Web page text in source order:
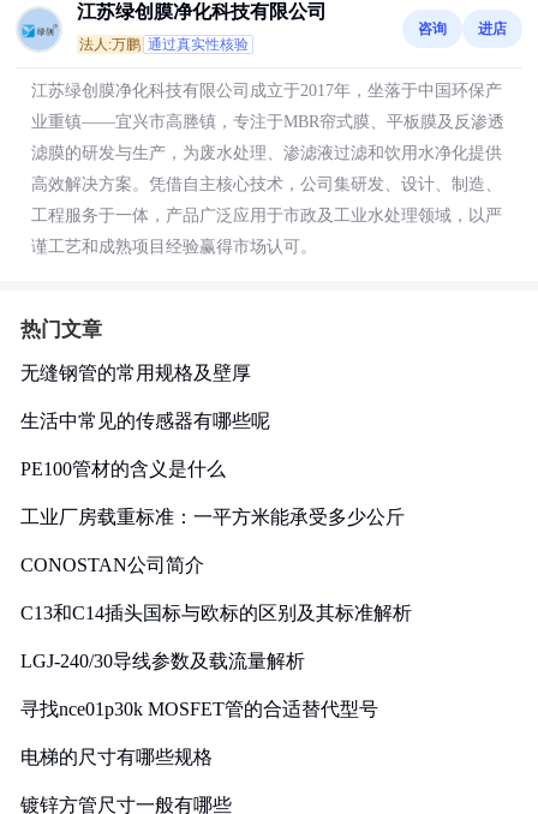
江苏绿创膜净化科技有限公司
法人:万鹏 通过真实性核验
咨询 进店
江苏绿创膜净化科技有限公司成立于2017年，坐落于中国环保产
业重镇——宜兴市高塍镇，专注于MBR帘式膜、平板膜及反渗透
滤膜的研发与生产，为废水处理、渗滤液过滤和饮用水净化提供
高效解决方案。凭借自主核心技术，公司集研发、设计、制造、
工程服务于一体，产品广泛应用于市政及工业水处理领域，以严
谨工艺和成熟项目经验赢得市场认可。
热门文章
无缝钢管的常用规格及壁厚
生活中常见的传感器有哪些呢
PE100管材的含义是什么
工业厂房载重标准：一平方米能承受多少公斤
CONOSTAN公司简介
C13和C14插头国标与欧标的区别及其标准解析
LGJ-240/30导线参数及载流量解析
寻找nce01p30k MOSFET管的合适替代型号
电梯的尺寸有哪些规格
镀锌方管尺寸一般有哪些